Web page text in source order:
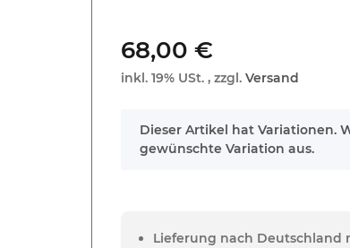
68,00 €
inkl. 19% USt. , zzgl.Versand
x
Dieser Artikel hat Variationen.
gewünschte Variation aus.
Lieferung nach Deutschland